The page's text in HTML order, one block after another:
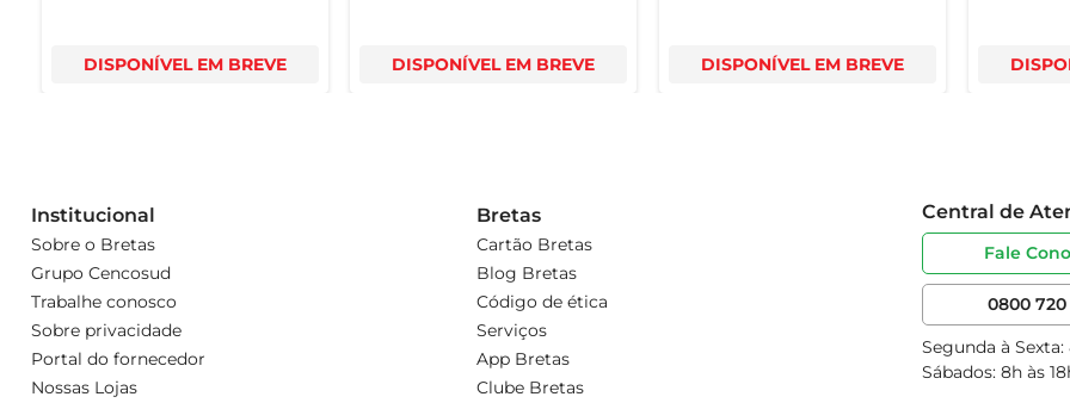
DISPONÍVEL EM BREVE DISPONÍVEL EM BREVE DISPONÍVEL EM BREVE
Institucional
Sobre o Bretas
Grupo Cencosud
Trabalhe conosco
Sobre privacidade
Portal do fornecedor
Nossas Lojas
Bretas
Cartão Bretas
Blog Bretas
Código de ética
Serviços
App Bretas
Clube Bretas
Central de
Fale
0800 720
Segunda à
Sábados: 8h às